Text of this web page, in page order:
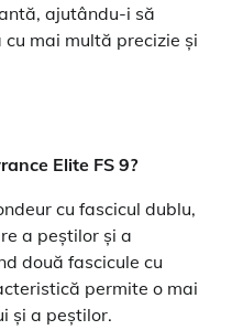
ajutându-i să
mai multă precizie și
Elite FS 9?
cu fascicul dublu,
a peștilor și a
două fascicule cu
permite o mai
și a peștilor.